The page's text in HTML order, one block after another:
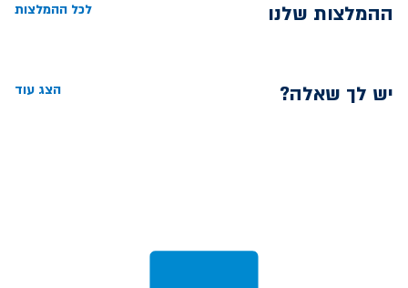
ההמלצות שלנו לכל ההמלצות
יש לך שאלה? הצג עוד